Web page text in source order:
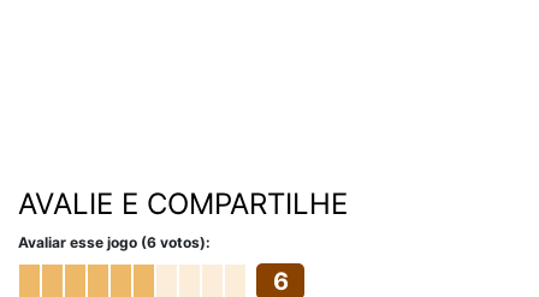
AVALIE E COMPARTILHE
Avaliar esse jogo (6 votos):
6